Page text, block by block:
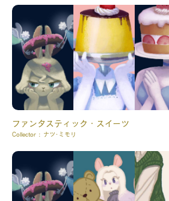
ファンタスティック・スイーツ
Collector : ナツ･ミモリ